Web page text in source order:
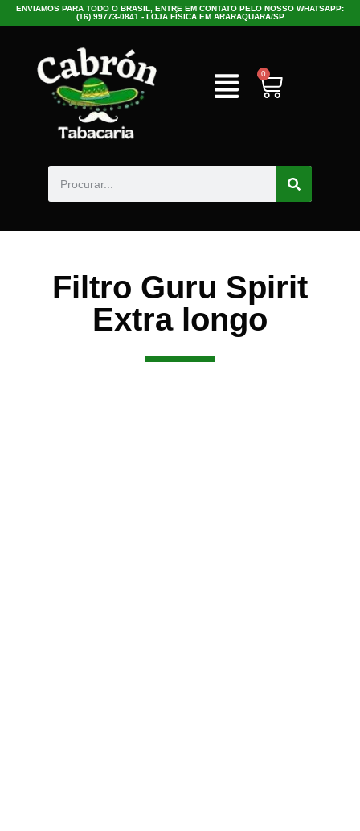
ENVIAMOS PARA TODO O BRASIL, ENTRE EM CONTATO PELO NOSSO WHATSAPP:
(16) 99773-0841 - LOJA FÍSICA EM ARARAQUARA/SP
0
Filtro Guru Spirit
Extra longo